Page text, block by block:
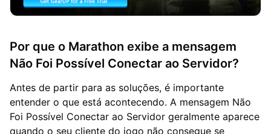
Por que o Marathon exibe a mensagem
Não Foi Possível Conectar ao Servidor?
Antes de partir para as soluções, é importante
entender o que está acontecendo. A mensagem Não
Foi Possível Conectar ao Servidor geralmente aparece
quando o seu cliente do jogo não consegue se